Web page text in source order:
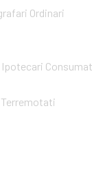
Ordinari
Ipotecari